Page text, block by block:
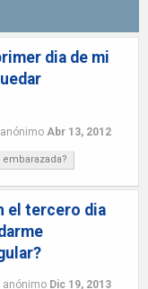
dia de mi
anónimo Abr 13, 2012
el tercero dia
anónimo Dic 19, 2013